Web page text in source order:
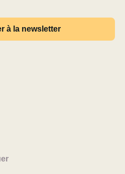
à la newsletter